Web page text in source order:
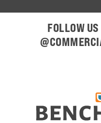
FOLLOW